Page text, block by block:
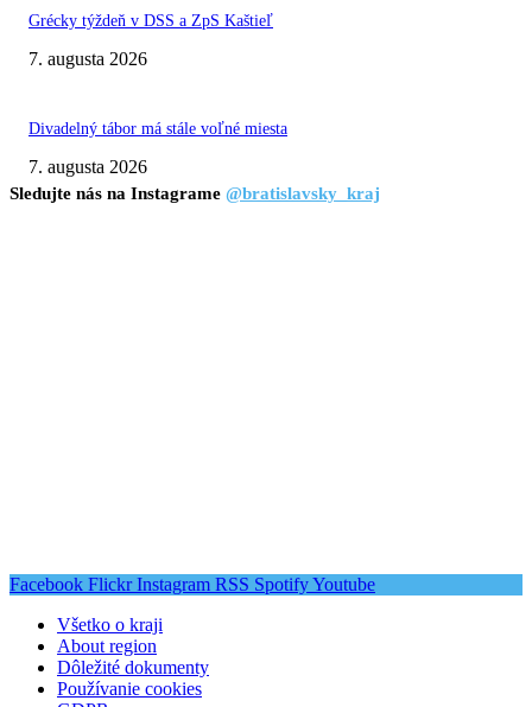
Grécky týždeň v DSS a ZpS Kaštieľ
7. augusta 2026
Divadelný tábor má stále voľné miesta
7. augusta 2026
Sledujte nás na Instagrame @bratislavsky_kraj
Facebook Flickr Instagram RSS SpotifyYoutube
Všetko o kraji
About region
Dôležité dokumenty
Používanie cookies